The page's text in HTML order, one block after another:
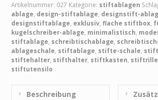
Artikelnummer: 027 Kategorie: stiftablagen
ablage design-stiftablage designstift-
designstiftablage exklusiv ,flache stiftbox
kugelschreiber-ablage minimalistisch
stiftablage schreibtischablage
ablageschale stiftablage stifte-schale
stiftehalter stifthalter stiftkasten stiftrille
stiftutensilo
Beschreibung